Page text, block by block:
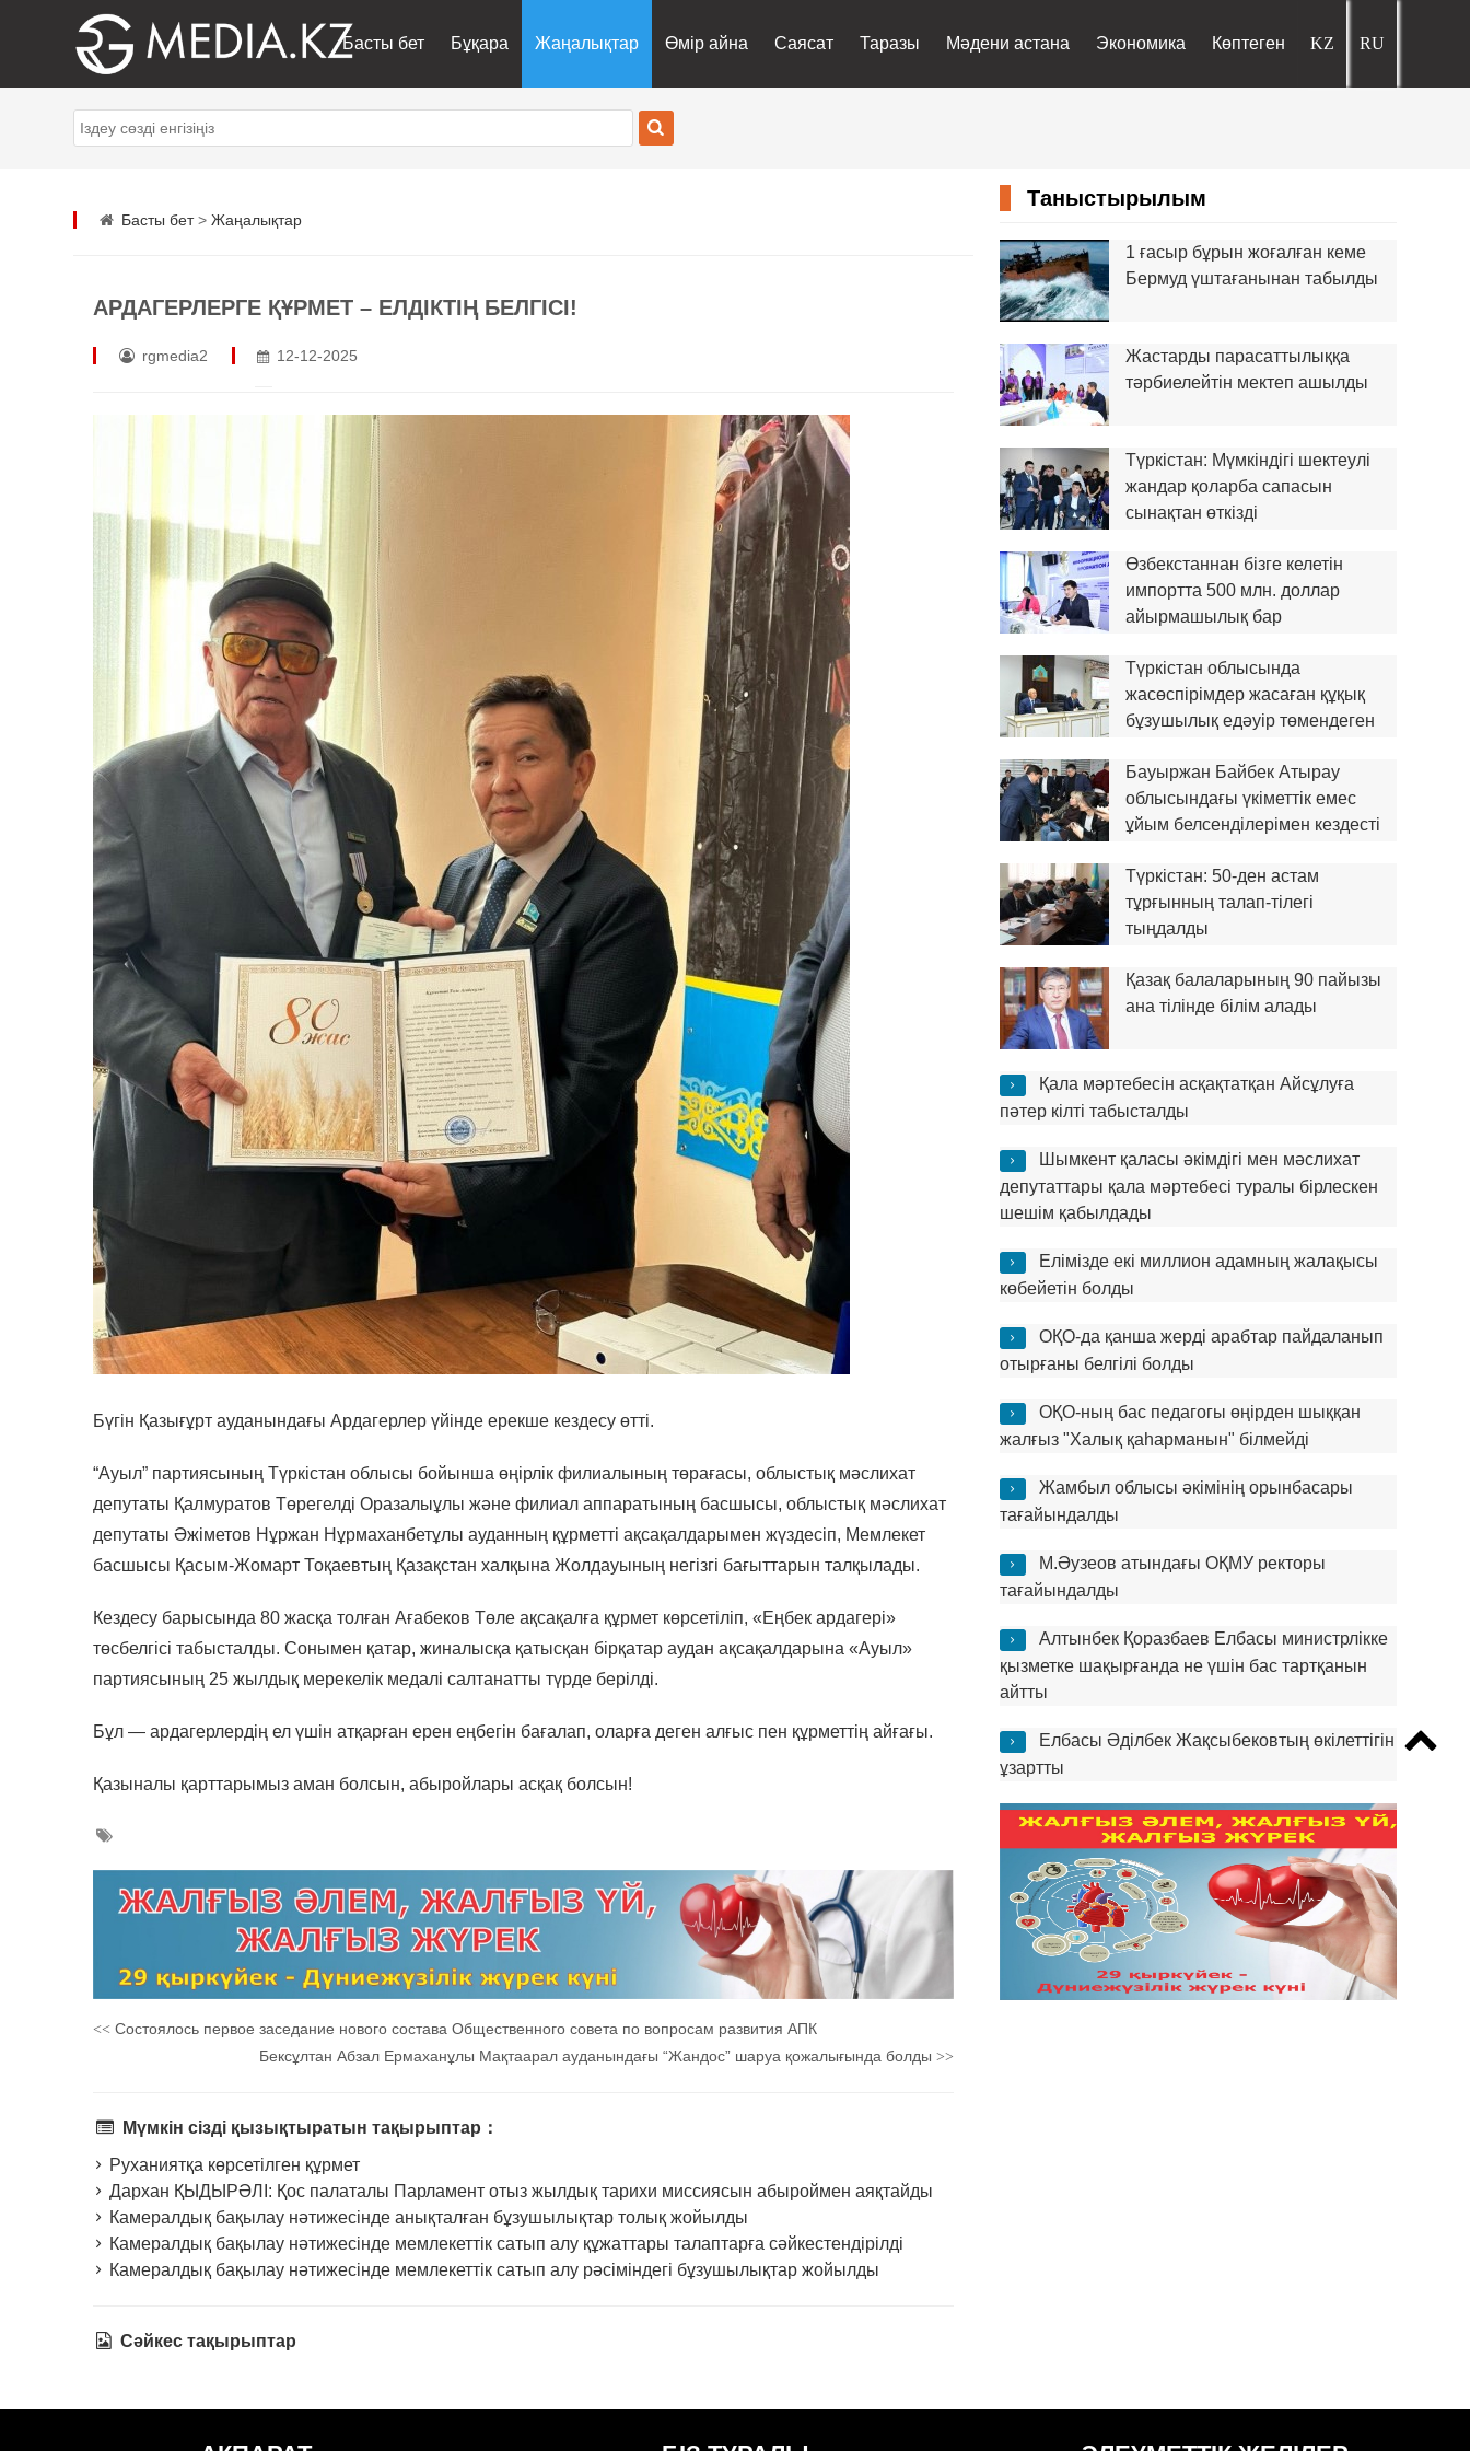
Басты бет Бұқара Жаңалықтар Өмір айна Саясат Таразы Мәдени астана Экономика Көптеген
Басты бет> Жаңалықтар
АРДАГЕРЛЕРГЕ ҚҰРМЕТ – ЕЛДІКТІҢ БЕЛГІСІ!
rgmedia2 12-12-2025
Бүгін Қазығұрт ауданындағы Ардагерлер үйінде ерекше кездесу өтті.
“Ауыл” партиясының Түркістан облысы бойынша өңірлік филиалының төрағасы, облыстық мәслихат
депутаты Қалмуратов Төрегелді Оразалыұлы және филиал аппаратының басшысы, облыстық мәслихат
депутаты Әжіметов Нұржан Нұрмаханбетұлы ауданның құрметті ақсақалдарымен жүздесіп, Мемлекет
басшысы Қасым-Жомарт Тоқаевтың Қазақстан халқына Жолдауының негізгі бағыттарын талқылады.
Кездесу барысында 80 жасқа толған Ағабеков Төле ақсақалға құрмет көрсетіліп, «Еңбек ардагері»
төсбелгісі табысталды. Сонымен қатар, жиналысқа қатысқан бірқатар аудан ақсақалдарына «Ауыл»
партиясының 25 жылдық мерекелік медалі салтанатты түрде берілді.
Бұл — ардагерлердің ел үшін атқарған ерен еңбегін бағалап, оларға деген алғыс пен құрметтің айғағы.
Қазыналы қарттарымыз аман болсын, абыройлары асқақ болсын!
<< Состоялось первое заседание нового состава Общественного совета по вопросам развития АПК
Бексұлтан Абзал Ермаханұлы Мақтаарал ауданындағы “Жандос” шаруа қожалығында болды >>
Мүмкін сізді қызықтыратын тақырыптар：
Руханиятқа көрсетілген құрмет
Дархан ҚЫДЫРӘЛІ: Қос палаталы Парламент отыз жылдық тарихи миссиясын абыроймен аяқтайды
Камералдық бақылау нәтижесінде анықталған бұзушылықтар толық жойылды
Камералдық бақылау нәтижесінде мемлекеттік сатып алу құжаттары талаптарға сәйкестендірілді
Камералдық бақылау нәтижесінде мемлекеттік сатып алу рәсіміндегі бұзушылықтар жойылды
Сәйкес тақырыптар
Таныстырылым
1 ғасыр бұрын жоғалған кеме
Бермуд үштағанынан табылды
Жастарды парасаттылыққа
тәрбиелейтін мектеп ашылды
Түркістан: Мүмкіндігі шектеулі
жандар қоларба сапасын
сынақтан өткізді
Өзбекстаннан бізге келетін
импортта 500 млн. доллар
айырмашылық бар
Түркістан облысында
жасөспірімдер жасаған құқық
бұзушылық едәуір төмендеген
Бауыржан Байбек Атырау
облысындағы үкіметтік емес
ұйым белсенділерімен кездесті
Түркістан: 50-ден астам
тұрғынның талап-тілегі
тыңдалды
Қазақ балаларының 90 пайызы
ана тілінде білім алады
Қала мәртебесін асқақтатқан Айсұлуға
пәтер кілті табысталды
Шымкент қаласы әкімдігі мен мәслихат
депутаттары қала мәртебесі туралы бірлескен
шешім қабылдады
Елімізде екі миллион адамның жалақысы
көбейетін болды
ОҚО-да қанша жерді арабтар пайдаланып
отырғаны белгілі болды
ОҚО-ның бас педагогы өңірден шыққан
жалғыз "Халық қаһарманын" білмейді
Жамбыл облысы әкімінің орынбасары
тағайындалды
М.Әузеов атындағы ОҚМУ ректоры
тағайындалды
Алтынбек Қоразбаев Елбасы министрлікке
қызметке шақырғанда не үшін бас тартқанын
айтты
Елбасы Әділбек Жақсыбековтың өкілеттігін
ұзартты